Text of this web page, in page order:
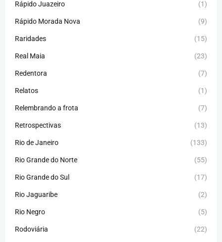
Rápido Juazeiro (1)
Rápido Morada Nova (9)
Raridades (15)
Real Maia (23)
Redentora (7)
Relatos (1)
Relembrando a frota (7)
Retrospectivas (13)
Rio de Janeiro (133)
Rio Grande do Norte (55)
Rio Grande do Sul (17)
Rio Jaguaribe (2)
Rio Negro (5)
Rodoviária (22)